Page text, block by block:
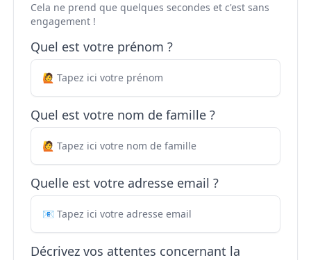
Cela ne prend que quelques secondes et c'est sans
engagement !
Quel est votre prénom ?
Quel est votre nom de famille ?
Quelle est votre adresse email ?
Décrivez vos attentes concernant la